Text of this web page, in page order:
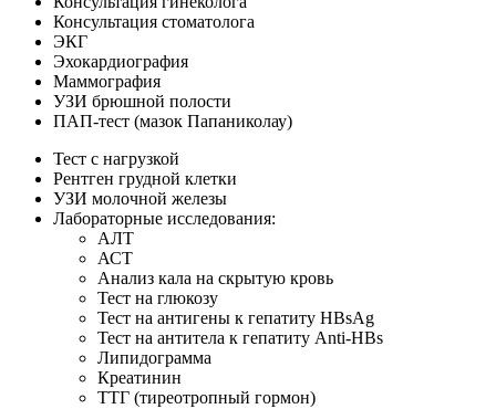
Консультация стоматолога
ЭКГ
Эхокардиография
Маммография
УЗИ брюшной полости
ПАП-тест (мазок Папаниколау)
Тест с нагрузкой
Рентген грудной клетки
УЗИ молочной железы
Лабораторные исследования:
АЛТ
АСТ
Анализ кала на скрытую кровь
Тест на глюкозу
Тест на антигены к гепатиту HBsAg
Тест на антитела к гепатиту Anti-HBs
Липидограмма
Креатинин
ТТГ (тиреотропный гормон)